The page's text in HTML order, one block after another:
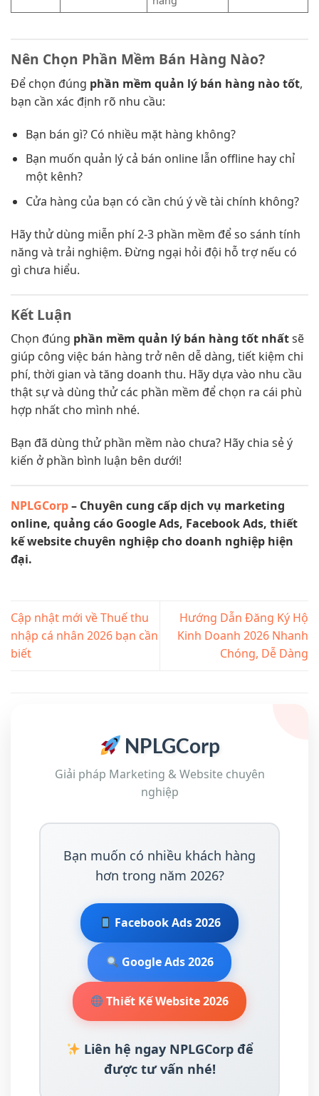
Nên Chọn Phần Mềm Bán Hàng Nào?
Để chọn đúng phần mềm quản lý bán hàng nào tốt,
bạn cần xác định rõ nhu cầu:
Bạn bán gì? Có nhiều mặt hàng không?
Bạn muốn quản lý cả bán online lẫn offline hay chỉ
một kênh?
Cửa hàng của bạn có cần chú ý về tài chính không?
Hãy thử dùng miễn phí 2-3 phần mềm để so sánh tính
năng và trải nghiệm. Đừng ngại hỏi đội hỗ trợ nếu có
gì chưa hiểu.
Kết Luận
Chọn đúng phần mềm quản lý bán hàng tốt nhấtsẽ
giúp công việc bán hàng trở nên dễ dàng, tiết kiệm chi
phí, thời gian và tăng doanh thu. Hãy dựa vào nhu cầu
thật sự và dùng thử các phần mềm để chọn ra cái phù
hợp nhất cho mình nhé.
Bạn đã dùng thử phần mềm nào chưa? Hãy chia sẻ ý
kiến ở phần bình luận bên dưới!
NPLGCorp– Chuyên cung cấp dịch vụ marketing
online, quảng cáo Google Ads, Facebook Ads, thiết
kế website chuyên nghiệp cho doanh nghiệp hiện
đại.
Cập nhật mới về Thuế thu
nhập cá nhân 2026 bạn cần
biết
Hướng Dẫn Đăng Ký Hộ
Kinh Doanh 2026 Nhanh
Chóng, Dễ Dàng
NPLGCorp
Giải pháp Marketing & Website chuyên
nghiệp
Bạn muốn có nhiều khách hàng
hơn trong năm 2026?
Facebook Ads 2026
Google Ads 2026
Thiết Kế Website 2026
Liên hệ ngay NPLGCorp để
được tư vấn nhé!